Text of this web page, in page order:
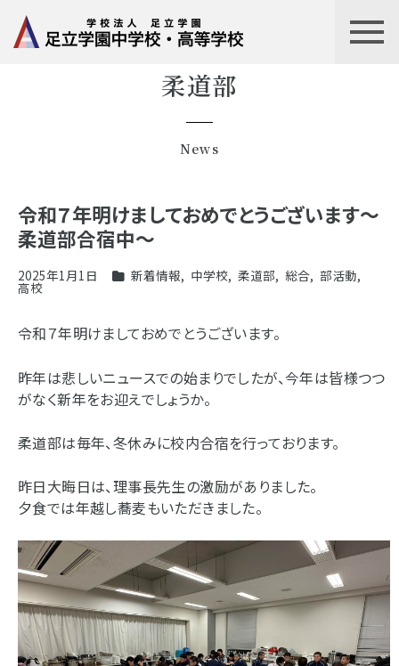
柔道部
News
令和７年明けましておめでとうございます～
柔道部合宿中～
2025年1月1日 新着情報, 中学校, 柔道部, 総合, 部活動,
高校
令和７年明けましておめでとうございます。
昨年は悲しいニュースでの始まりでしたが、今年は皆様つつ
がなく新年をお迎えでしょうか。
柔道部は毎年、冬休みに校内合宿を行っております。
昨日大晦日は、理事長先生の激励がありました。
夕食では年越し蕎麦もいただきました。